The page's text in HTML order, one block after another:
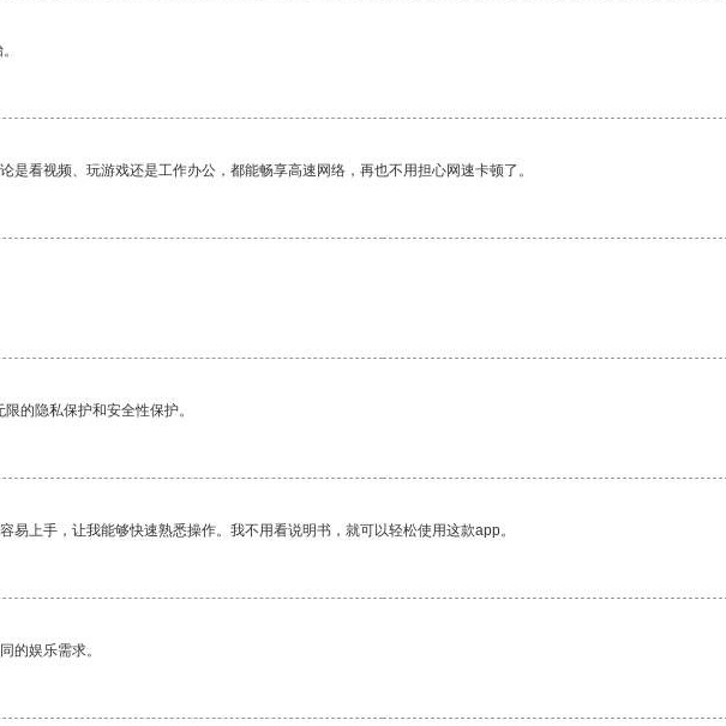
是看视频、玩游戏还是工作办公，都能畅享高速网络，再也不用担心网速卡顿了。
的隐私保护和安全性保护。
易上手，让我能够快速熟悉操作。我不用看说明书，就可以轻松使用这款app。
的娱乐需求。